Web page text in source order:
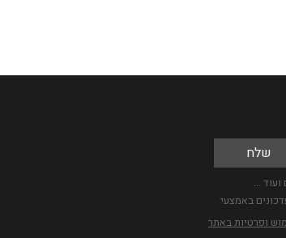
...
באמצעי
ופרטיות באתר